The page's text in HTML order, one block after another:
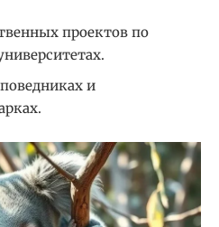
проектов по
и